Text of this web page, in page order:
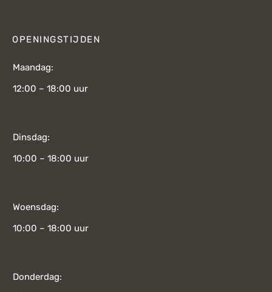
OPENINGSTIJDEN
Maandag:
12:00 – 18:00 uur
Dinsdag:
10:00 – 18:00 uur
Woensdag:
10:00 – 18:00 uur
Donderdag: